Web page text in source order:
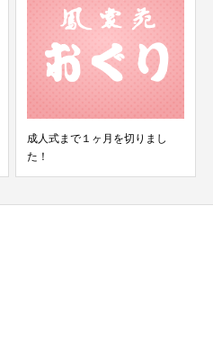
【振袖ハテナ】振袖コーデのポ
イント～重ね衿編～